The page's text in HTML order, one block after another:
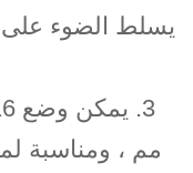
يسلط الضوء على
مم ، ومناسبة